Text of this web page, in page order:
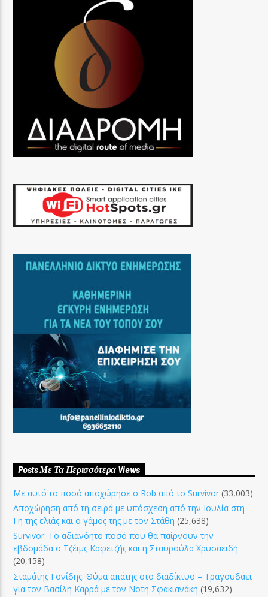
Posts Με Τα Περισσότερα Views
Με αυτό το ποσό αποχώρησε ο Rob από το Survivor (33,003)
Αποχώρηση από τη σειρά με υπόσχεση από την Ιουλία στη
Γη της ελιάς και ο γάμος της με τον Στάθη (25,638)
Survivor: Το αδιανόητο ποσό που θα παίρνουν την
εβδομάδα ο Τζέιμς Καφετζής και η Σταυρούλα Χρυσαειδή
(20,158)
Σταμάτης Γονίδης: Θύμα απάτης στο διαδίκτυο – Τραγουδάει
για τον Βασίλη Καρρά με τον Νοτη Σφακιανάκη (19,632)